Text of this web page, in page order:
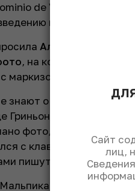
de Valdepusa. Дон
новой
Александра
, на котором дон
маркизом Гриньона и
знают о том, что
Гриньона. И когда
фото, на котором
с клавиатурным
пишут гимн.
де-Тахо, где
Сайт
лиц,